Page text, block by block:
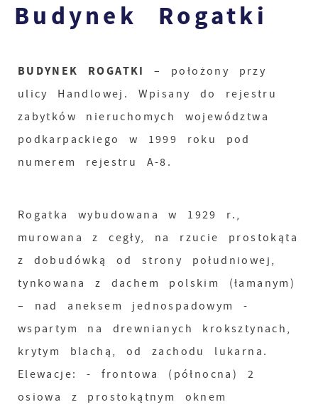
Budynek Rogatki
BUDYNEK ROGATKI
– położony przy
ulicy Handlowej. Wpisany do rejestru
zabytków nieruchomych województwa
podkarpackiego w 1999 roku pod
numerem rejestru A-8.
Rogatka wybudowana w 1929 r.,
murowana z cegły, na rzucie prostokąta
z dobudówką od strony południowej,
tynkowana z dachem polskim (łamanym)
– nad aneksem jednospadowym -
wspartym na drewnianych kroksztynach,
krytym blachą, od zachodu lukarna.
Elewacje: - frontowa (północna) 2
osiowa z prostokątnym oknem